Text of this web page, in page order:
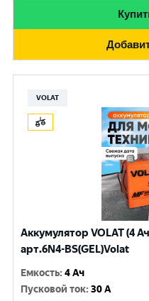
VOLAT
Аккумулятор VOLAT (4
арт.6N4-BS(GEL)Volat
Емкость:4 Ач
Пусковой ток:30 A